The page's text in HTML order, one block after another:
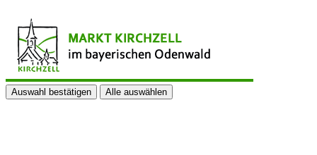
Auswahl bestätigen Alle auswählen